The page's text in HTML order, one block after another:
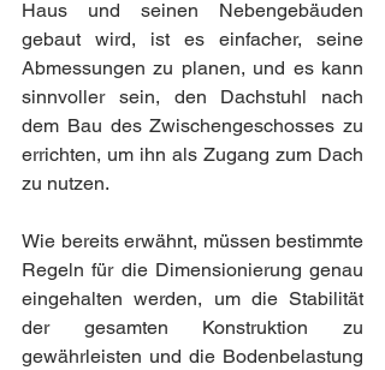
Haus und seinen Nebengebäuden
gebaut wird, ist es einfacher, seine
Abmessungen zu planen, und es kann
sinnvoller sein, den Dachstuhl nach
dem Bau des Zwischengeschosses zu
errichten, um ihn als Zugang zum Dach
zu nutzen.
Wie bereits erwähnt, müssen bestimmte
Regeln für die Dimensionierung genau
eingehalten werden, um die Stabilität
der gesamten Konstruktion zu
gewährleisten und die Bodenbelastung